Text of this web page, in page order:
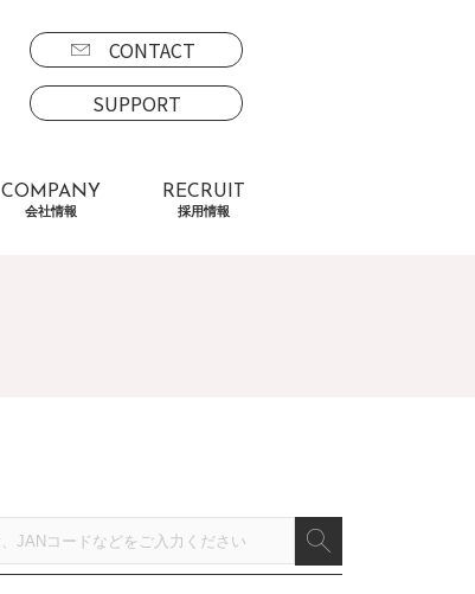
CONTACT
SUPPORT
COMPANY
会社情報
RECRUIT
採用情報